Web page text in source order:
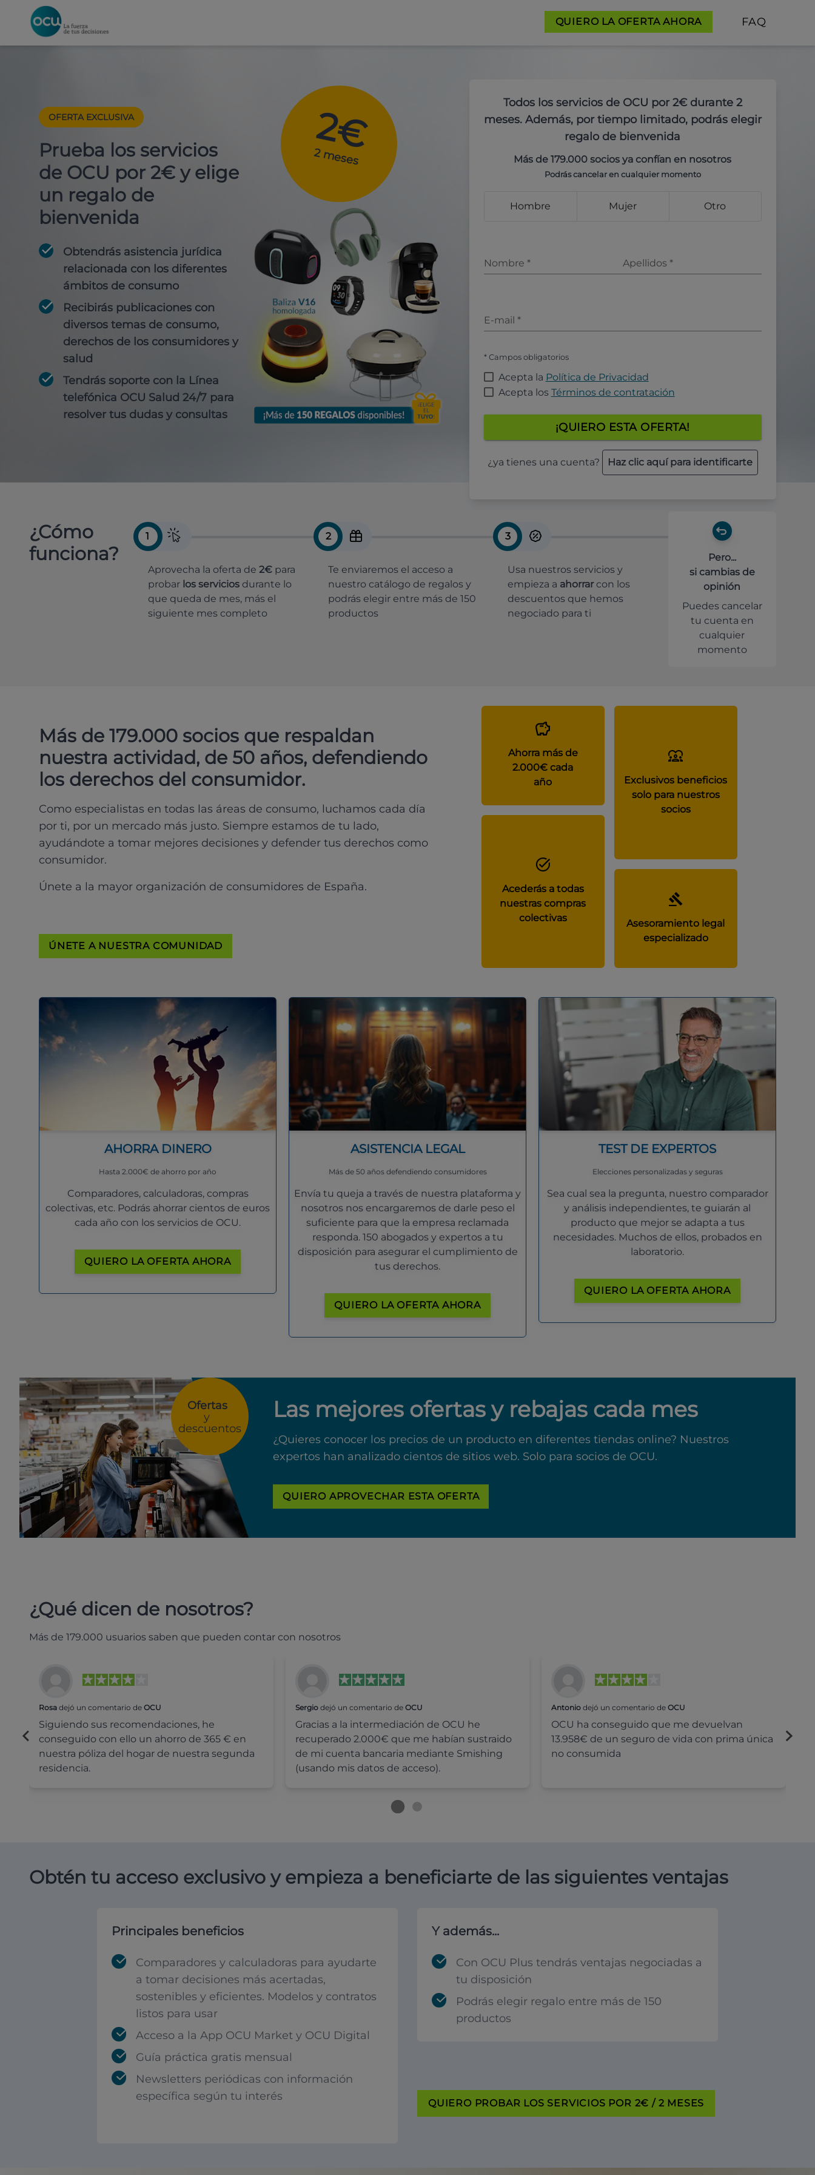
QUIERO LA OFERTA AHORA FAQ
OFERTA EXCLUSIVA
Prueba los servicios
de OCU por 2€ y elige
un regalo de
bienvenida
Obtendrás asistencia jurídica
relacionada con los diferentes
ámbitos de consumo
Recibirás publicaciones con
diversos temas de consumo,
derechos de los consumidores y
salud
Tendrás soporte con la Línea
telefónica OCU Salud 24/7 para
resolver tus dudas y consultas
2€
2 meses
Todos los servicios de OCU por 2€ durante 2
meses. Además, por tiempo limitado, podrás elegir
regalo de bienvenida
Más de 179.000 socios ya confían en nosotros
Podrás cancelar en cualquier momento
Hombre Mujer Otro
Nombre * Apellidos *
E-mail *
* Campos obligatorios
Acepta la Política de Privacidad
Acepta los Términos de contratación
¡QUIERO ESTA OFERTA!
¿ya tienes una cuenta? Haz clic aquí para identificarte
¿Cómo
funciona?
1
Aprovecha la oferta de 2€ para
probar los servicios durante lo
que queda de mes, más el
siguiente mes completo
2
Te enviaremos el acceso a
nuestro catálogo de regalos y
podrás elegir entre más de 150
productos
3
Usa nuestros servicios y
empieza a ahorrar con los
descuentos que hemos
negociado para ti
Pero...
si cambias de
opinión
Puedes cancelar
tu cuenta en
cualquier
momento
Más de 179.000 socios que respaldan
nuestra actividad, de 50 años, defendiendo
los derechos del consumidor.
Como especialistas en todas las áreas de consumo, luchamos cada día
por ti, por un mercado más justo. Siempre estamos de tu lado,
ayudándote a tomar mejores decisiones y defender tus derechos como
consumidor.
Únete a la mayor organización de consumidores de España.
ÚNETE A NUESTRA COMUNIDAD
Ahorra más de
2.000€ cada
año
Exclusivos beneficios
solo para nuestros
socios
Acederás a todas
nuestras compras
colectivas
Asesoramiento legal
especializado
AHORRA DINERO
Hasta 2.000€ de ahorro por año
Comparadores, calculadoras, compras
colectivas, etc. Podrás ahorrar cientos de euros
cada año con los servicios de OCU.
QUIERO LA OFERTA AHORA
ASISTENCIA LEGAL
Más de 50 años defendiendo consumidores
Envía tu queja a través de nuestra plataforma y
nosotros nos encargaremos de darle peso el
suficiente para que la empresa reclamada
responda. 150 abogados y expertos a tu
disposición para asegurar el cumplimiento de
tus derechos.
QUIERO LA OFERTA AHORA
TEST DE EXPERTOS
Elecciones personalizadas y seguras
Sea cual sea la pregunta, nuestro comparador
y análisis independientes, te guiarán al
producto que mejor se adapta a tus
necesidades. Muchos de ellos, probados en
laboratorio.
QUIERO LA OFERTA AHORA
Ofertas
y
descuentos
Las mejores ofertas y rebajas cada mes
¿Quieres conocer los precios de un producto en diferentes tiendas online? Nuestros
expertos han analizado cientos de sitios web. Solo para socios de OCU.
QUIERO APROVECHAR ESTA OFERTA
¿Qué dicen de nosotros?
Más de 179.000 usuarios saben que pueden contar con nosotros
Rosa dejó un comentario de OCU
Siguiendo sus recomendaciones, he
conseguido con ello un ahorro de 365 € en
nuestra póliza del hogar de nuestra segunda
residencia.
Sergiodejó un comentario de OCU
Gracias a la intermediación de OCU he
recuperado 2.000€ que me habían sustraido
de mi cuenta bancaria mediante Smishing
(usando mis datos de acceso).
Antonio dejó un comentario deOCU
OCU ha conseguido que me devuelvan
13.958€ de un seguro de vida con prima única
no consumida
Obtén tu acceso exclusivo y empieza a beneficiarte de las siguientes ventajas
Principales beneficios
Comparadores y calculadoras para ayudarte
a tomar decisiones más acertadas,
sostenibles y eficientes. Modelos y contratos
listos para usar
Acceso a la App OCU Market y OCU Digital
Guía práctica gratis mensual
Newsletters periódicas con información
específica según tu interés
Y además...
Con OCU Plus tendrás ventajas negociadas a
tu disposición
Podrás elegir regalo entre más de 150
productos
QUIERO PROBAR LOS SERVICIOS POR 2€ / 2 MESES